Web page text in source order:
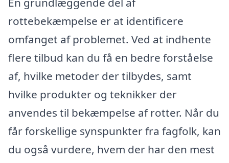
rottebekæmpelse er at identificere
omfanget af problemet. Ved at indhente
flere tilbud kan du få en bedre forståelse
af, hvilke metoder der tilbydes, samt
hvilke produkter og teknikker der
anvendes til bekæmpelse af rotter. Når du
får forskellige synspunkter fra fagfolk, kan
du også vurdere, hvem der har den mest